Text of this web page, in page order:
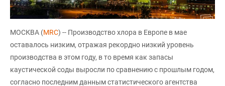
МОСКВА (MRC) -- Производство хлора в Европе в мае
оставалось низким, отражая рекордно низкий уровень
производства в этом году, в то время как запасы
каустической соды выросли по сравнению с прошлым годом,
согласно последним данным статистического агентства